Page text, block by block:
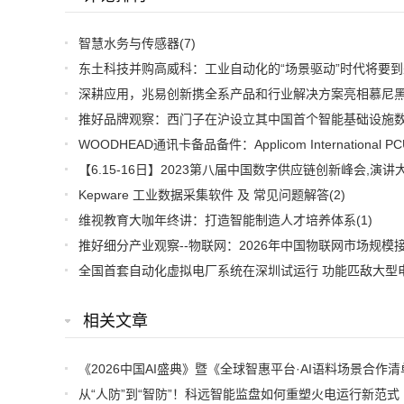
智慧水务与传感器(7)
东土科技并购高威科：工业自动化的“场景驱动”时代将要
Kepware 工业数据采集软件 及 常见问题解答(2)
维视教育大咖年终讲：打造智能制造人才培养体系(1)
相关文章
从“人防”到“智防”！科远智能监盘如何重塑火电运行新范式